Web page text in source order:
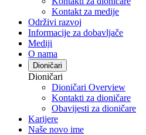
Kontakt za medije
Održivi razvoj
Informacije za dobavljače
Mediji
O nama
Dioničari
Dioničari
Dioničari Overview
Kontakti za dioničare
Obavijesti za dioničare
Karijere
Naše novo ime